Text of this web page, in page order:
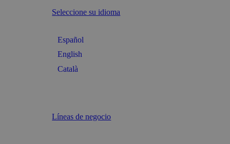
Seleccione su idioma
Español
English
Català
Líneas de negocio